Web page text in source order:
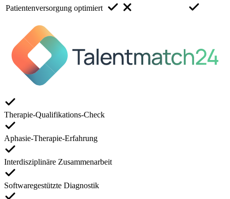
Patientenversorgung optimiert
Therapie-Qualifikations-Check
Aphasie-Therapie-Erfahrung
Interdisziplinäre Zusammenarbeit
Softwaregestützte Diagnostik